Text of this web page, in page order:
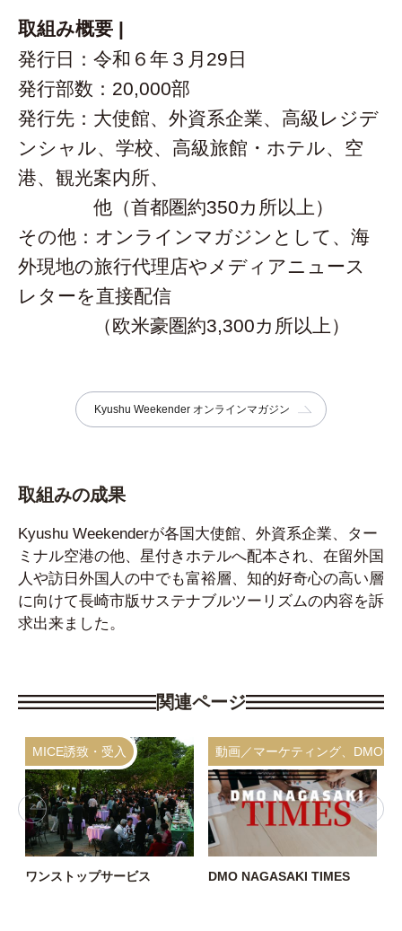
取組み概要 |
発行日：令和６年３月29日
発行部数：20,000部
発行先：大使館、外資系企業、高級レジデ
ンシャル、学校、高級旅館・ホテル、空
港、観光案内所、
他（首都圏約350カ所以上）
その他：オンラインマガジンとして、海
外現地の旅行代理店やメディアニュース
レターを直接配信
（欧米豪圏約3,300カ所以上）
Kyushu Weekender オンラインマガジン
取組みの成果
Kyushu Weekenderが各国大使館、外資系企業、ター
ミナル空港の他、星付きホテルへ配本され、在留外国
人や訪日外国人の中でも富裕層、知的好奇心の高い層
に向けて長崎市版サステナブルツーリズムの内容を訴
求出来ました。
関連ページ
MICE誘致・受入
ワンストップサービス
動画／マーケティング、DMO活
DMO NAGASAKI TIMES